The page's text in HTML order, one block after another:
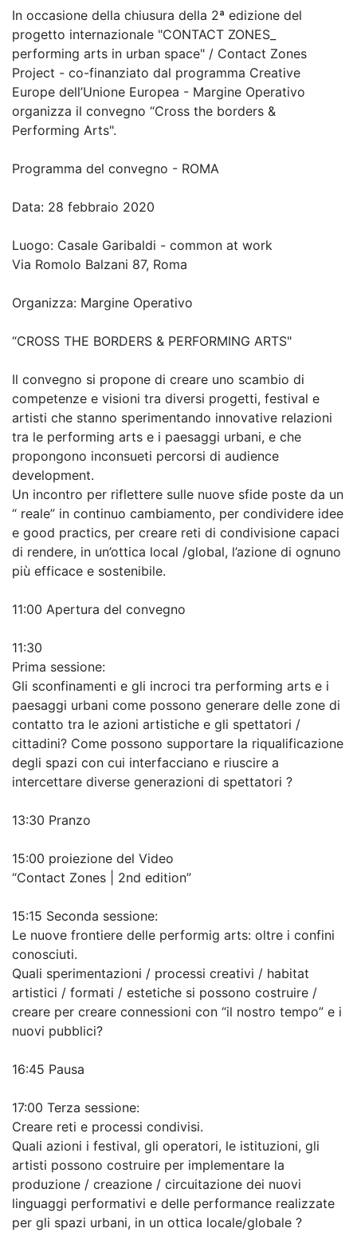
In occasione della chiusura della 2ª edizione del
progetto internazionale "CONTACT ZONES_
performing arts in urban space" / Contact Zones
Project - co-finanziato dal programma Creative
Europe dell’Unione Europea - Margine Operativo
organizza il convegno “Cross the borders &
Performing Arts".
Programma del convegno - ROMA
Data: 28 febbraio 2020
Luogo: Casale Garibaldi - common at work
Via Romolo Balzani 87, Roma
Organizza: Margine Operativo
“CROSS THE BORDERS & PERFORMING ARTS"
Il convegno si propone di creare uno scambio di
competenze e visioni tra diversi progetti, festival e
artisti che stanno sperimentando innovative relazioni
tra le performing arts e i paesaggi urbani, e che
propongono inconsueti percorsi di audience
development.
Un incontro per riflettere sulle nuove sfide poste da un
“ reale” in continuo cambiamento, per condividere idee
e good practics, per creare reti di condivisione capaci
di rendere, in un’ottica local /global, l’azione di ognuno
più efficace e sostenibile.
11:00 Apertura del convegno
11:30
Prima sessione:
Gli sconfinamenti e gli incroci tra performing arts e i
paesaggi urbani come possono generare delle zone di
contatto tra le azioni artistiche e gli spettatori /
cittadini? Come possono supportare la riqualificazione
degli spazi con cui interfacciano e riuscire a
intercettare diverse generazioni di spettatori ?
13:30 Pranzo
15:00 proiezione del Video
“Contact Zones | 2nd edition”
15:15 Seconda sessione:
Le nuove frontiere delle performig arts: oltre i confini
conosciuti.
Quali sperimentazioni / processi creativi / habitat
artistici / formati / estetiche si possono costruire /
creare per creare connessioni con “il nostro tempo” e i
nuovi pubblici?
16:45 Pausa
17:00 Terza sessione:
Creare reti e processi condivisi.
Quali azioni i festival, gli operatori, le istituzioni, gli
artisti possono costruire per implementare la
produzione / creazione / circuitazione dei nuovi
linguaggi performativi e delle performance realizzate
per gli spazi urbani, in un ottica locale/globale ?